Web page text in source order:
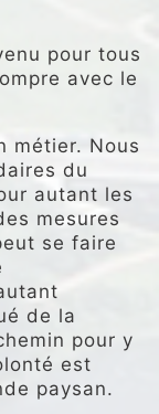
pour tous
avec le
métier. Nous
du
autant les
mesures
se faire
de la
pour y
est
paysan.